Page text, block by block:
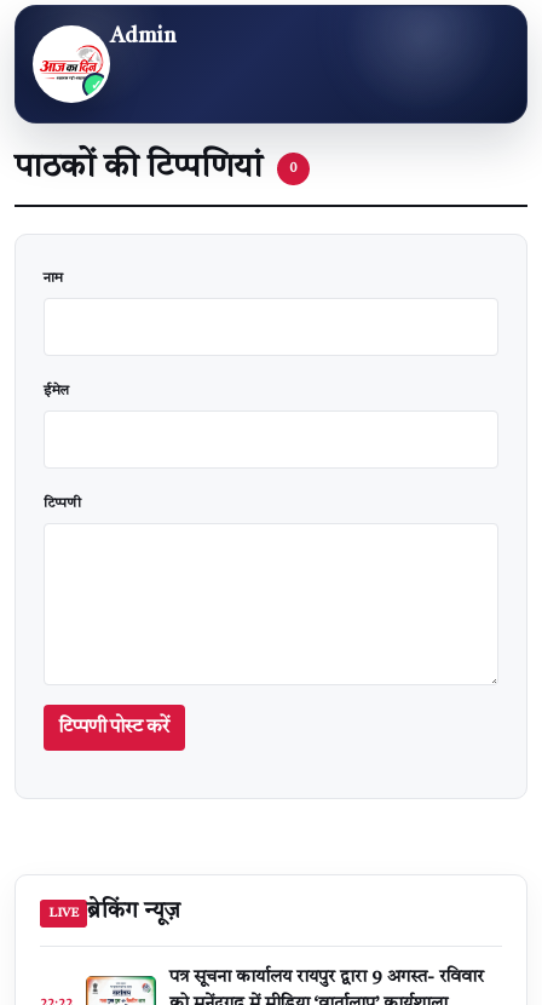
Admin
पाठकों की टिप्पणियां 0
नाम
ईमेल
टिप्पणी
टिप्पणी पोस्ट करें
LIVE ब्रेकिंग न्यूज़
पत्र सूचना कार्यालय रायपुर द्वारा 9 अगस्त- रविवार